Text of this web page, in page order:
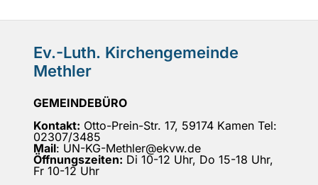
Ev.-Luth. Kirchengemeinde
Methler
GEMEINDEBÜRO
Kontakt: Otto-Prein-Str. 17, 59174 Kamen Tel:
02307/3485
Mail: UN-KG-Methler@ekvw.de
Öffnungszeiten: Di 10-12 Uhr, Do 15-18 Uhr,
Fr 10-12 Uhr